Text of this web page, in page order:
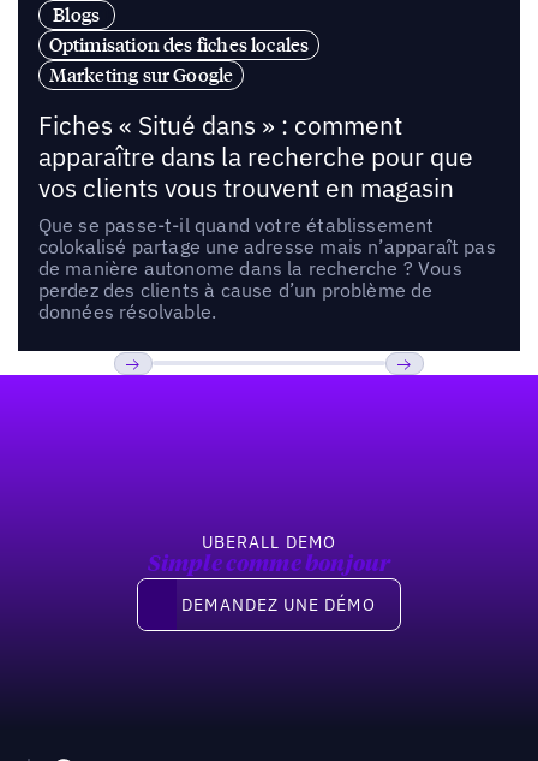
Blogs
Optimisation des fiches locales
Marketing sur Google
Fiches « Situé dans » : comment
apparaître dans la recherche pour que
vos clients vous trouvent en magasin
Que se passe-t-il quand votre établissement
colokalisé partage une adresse mais n’apparaît pas
de manière autonome dans la recherche ? Vous
perdez des clients à cause d’un problème de
données résolvable.
UBERALL DEMO
Simple comme bonjour
Demandez une démo
DEMANDEZ UNE DÉMO